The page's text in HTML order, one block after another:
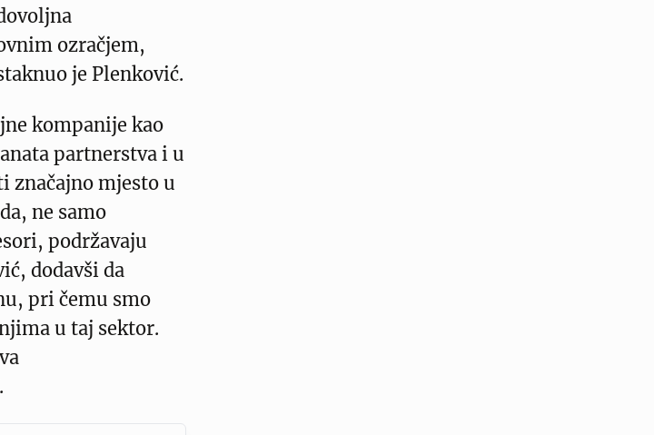
ozračjem,
je Plenković.
kompanije kao
partnerstva i u
značajno mjesto u
ne samo
podržavaju
dodavši da
pri čemu smo
u taj sektor.